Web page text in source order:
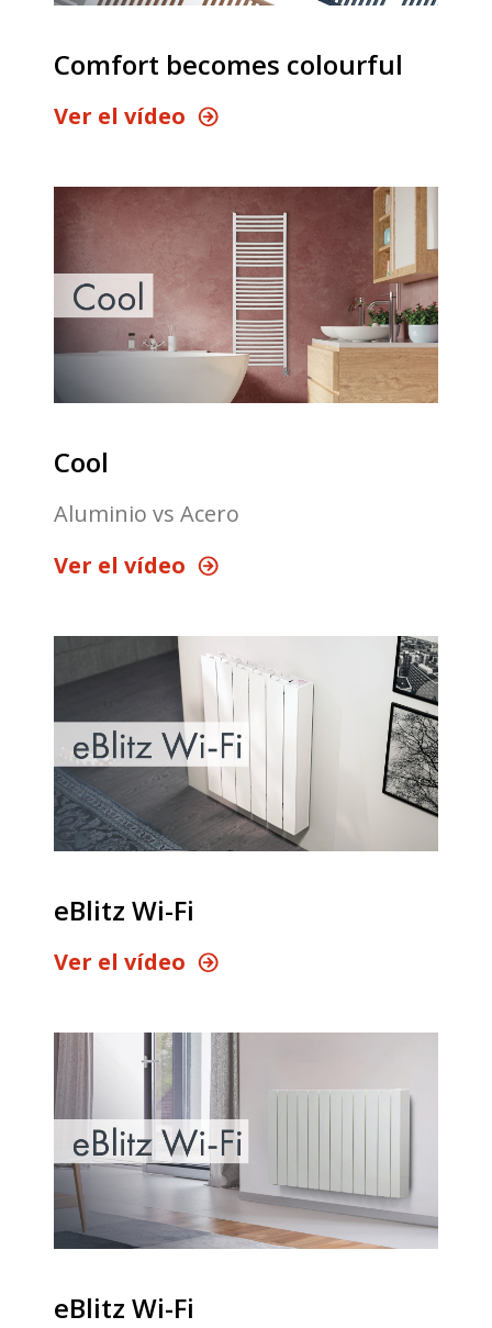
Comfort becomes colourful
Ver el vídeo
Cool
Aluminio vs Acero
Ver el vídeo
eBlitz Wi-Fi
Ver el vídeo
eBlitz Wi-Fi